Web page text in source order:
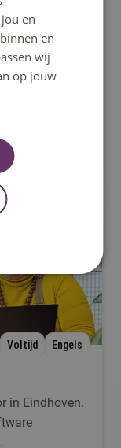
in een
Voltijd Engels
in Eindhoven.
en
en
wij
op jouw